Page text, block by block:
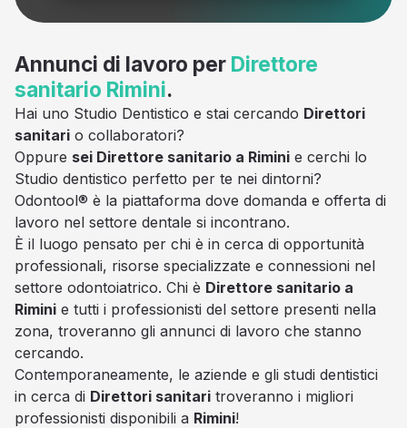
Annunci di lavoro per Direttore
sanitario Rimini.
Hai uno Studio Dentistico e stai cercando Direttori
sanitari o collaboratori?
Oppure sei Direttore sanitario a Rimini e cerchi lo
Studio dentistico perfetto per te nei dintorni?
Odontool® è la piattaforma dove domanda e offerta di
lavoro nel settore dentale si incontrano.
È il luogo pensato per chi è in cerca di opportunità
professionali, risorse specializzate e connessioni nel
settore odontoiatrico. Chi è Direttore sanitario a
Rimini e tutti i professionisti del settore presenti nella
zona, troveranno gli annunci di lavoro che stanno
cercando.
Contemporaneamente, le aziende e gli studi dentistici
in cerca di Direttori sanitari troveranno i migliori
professionisti disponibili a Rimini!